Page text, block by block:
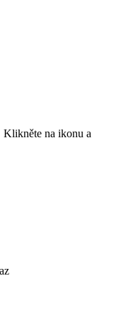
Klikněte na ikonu a